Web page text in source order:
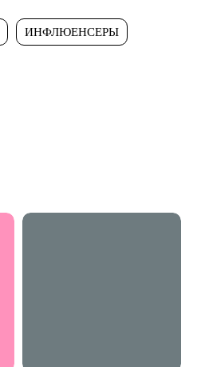
ИНФЛЮЕНСЕРЫ